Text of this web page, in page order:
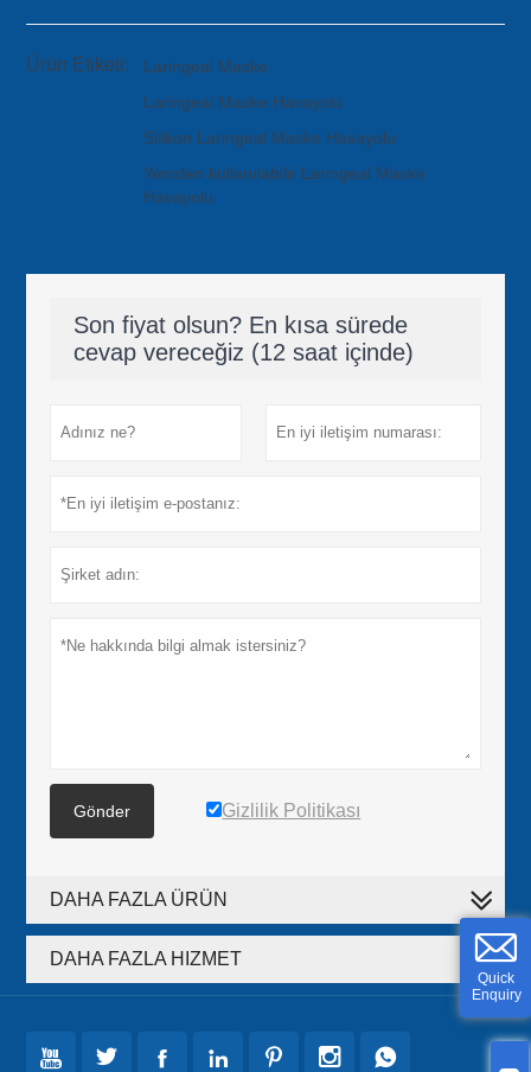
Quick
Enquiry
Ürün Etiketi:
Laringeal Maske
Laringeal Maske Havayolu
Silikon Laringeal Maske Havayolu
Yeniden kullanılabilir Laringeal Maske
Havayolu
Son fiyat olsun? En kısa sürede
cevap vereceğiz (12 saat içinde)
Gönder Gizlilik Politikası
DAHA FAZLA ÜRÜN
DAHA FAZLA HIZMET
      